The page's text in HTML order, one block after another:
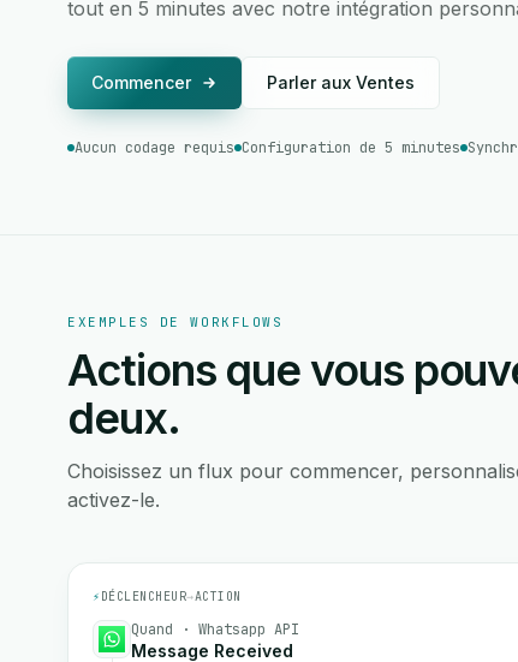
tout en 5 minutes avec notre intégration
Commencer Parler aux Ventes
Aucun codage requis Configuration de 5 minutes
EXEMPLES DE WORKFLOWS
Actions que vous
deux.
Choisissez un flux pour commencer,
activez-le.
⚡ DÉCLENCHEUR→ACTION
Quand · Whatsapp API
Message Received